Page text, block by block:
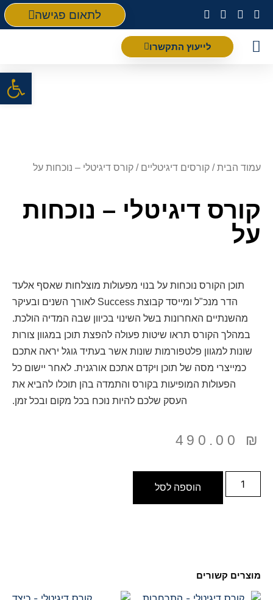
לתאום פגישה
לייעוץ התקשרו
עמוד הבית/ קורסים דיגיטליים / קורס דיגיטלי – נוכחות על
קורס דיגיטלי – נוכחות
על
תוכן הקורס נוכחות על בנוי מפעולות מוצלחות שאסף אלעד
הדר מנכ"ל ומייסד קבוצת Success לאורך השנים ובעיקר
מהשנתיים האחרונות בשל השינוי בכיוון שבה המדיה הולכת.
במהלך הקורס תראו שיטות פעולה להפצת תוכן במגוון צורות
שונות למגוון פלטפורמות שונות אשר בעתיד גוגל יראה אתכם
כמייצרי מסה של תוכן ויקדם אתכם אורגנית. לאחר יישום כל
הפעולות המופיעות בקורס והתמדה בהן תוכלו להביא את
העסק שלכם להיות נוכח בכל מקום ובכל זמן.
490.00 ₪
הוספה לסל
מוצרים קשורים
פתח